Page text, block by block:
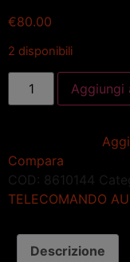
€80.00
2 disponibili
Aggiungi
Compara
COD: 8610144
TELECOMANDO
Descrizione